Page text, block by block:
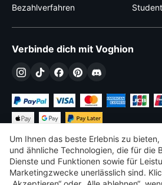
Bezahlverfahren
Verbinde dich mit Voghion
€ EUR
Um Ihnen das beste Erlebnis zu
und ähnliche Technologien, die für die
Dienste und Funktionen sowie für
Marketingzwecke unerlässlich sind.